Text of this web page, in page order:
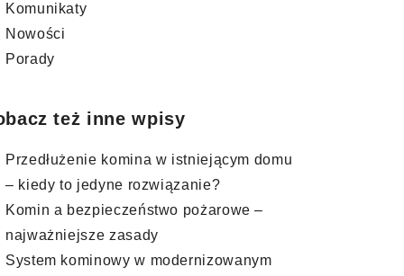
Komunikaty
Nowości
Porady
też inne wpisy
Przedłużenie komina w istniejącym domu
– kiedy to jedyne rozwiązanie?
Komin a bezpieczeństwo pożarowe –
najważniejsze zasady
System kominowy w modernizowanym